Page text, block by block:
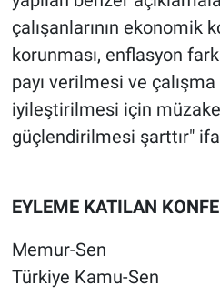
çalışanlarının ekonomik
korunması, enflasyon
payı verilmesi ve çalışma
iyileştirilmesi için
güçlendirilmesi şarttır"
EYLEME KATILAN
Memur-Sen
Türkiye Kamu-Sen
Yerel Yaşam
Canlı Yayın